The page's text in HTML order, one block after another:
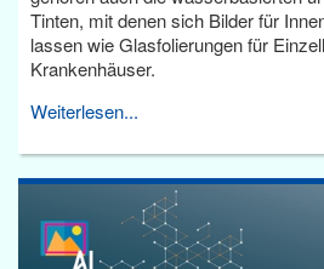
Tinten, mit denen sich Bilder für
lassen wie Glasfolierungen für
Krankenhäuser.
Weiterlesen...